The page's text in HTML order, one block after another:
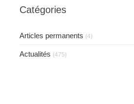
Catégories
Articles permanents (4)
Actualités (475)